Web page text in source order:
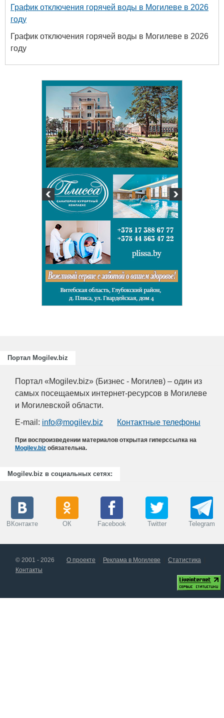
График отключения горячей воды в Могилеве в 2026
году
График отключения горячей воды в Могилеве в 2026
году
Портал Mogilev.biz
Портал «Mogilev.biz» (Бизнес - Могилев) – один из
самых посещаемых интернет-ресурсов в Могилеве
и Могилевской области.
E-mail: info@mogilev.biz Контактные телефоны
При воспроизведении материалов открытая гиперссылка на
Mogilev.biz обязательна.
Mogilev.biz в социальных сетях:
ВКонтакте ОК Facebook Twitter Telegram
© 2001 - 2026 О проекте Реклама в Могилеве
Статистика
Контакты